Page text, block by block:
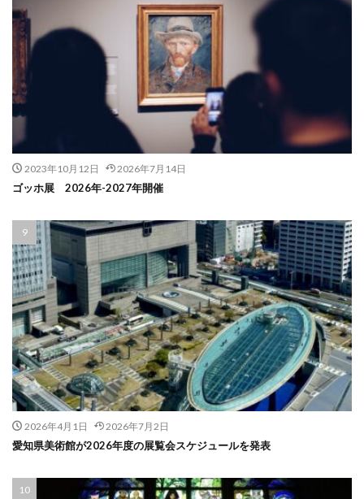
2023年10月12日 2026年7月14日
ゴッホ展 2026年-2027年開催
2026年4月1日 2026年7月2日
愛知県美術館が2026年度の展覧会スケジュールを発表